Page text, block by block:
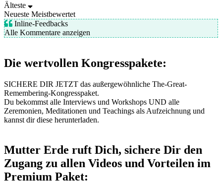
Älteste
Neueste Meistbewertet
Inline-Feedbacks
Alle Kommentare anzeigen
Die wertvollen Kongresspakete:
SICHERE DIR JETZT das außergewöhnliche The-Great-
Remembering-Kongresspaket.
Du bekommst alle Interviews und Workshops UND alle
Zeremonien, Meditationen und Teachings als Aufzeichnung und
kannst dir diese herunterladen.
Mutter Erde ruft Dich, sichere Dir den
Zugang zu allen Videos und Vorteilen im
Premium Paket: